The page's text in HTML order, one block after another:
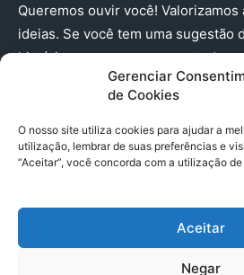
Gerenciar
de Cookies
O nosso site utiliza cookies para ajudar a
utilização, lembrar de suas preferências e
“Aceitar”, você concorda com a utilização
Aceitar
Negar
Queremos ouvir você! Valorizamos
ideias. Se você tem uma sugestão
história que merece ser contada,
(91) 98224 - 3111
© 2025 A Província do Pará CNPJ:
Trav. Quintino Bocaiuva 2301, Ed.